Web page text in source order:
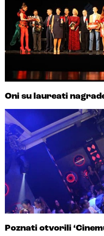
Oni su laureati
Poznati otvorili